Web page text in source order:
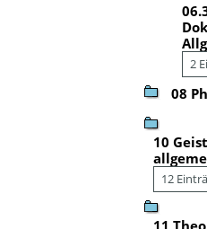
2
08
10
12
11